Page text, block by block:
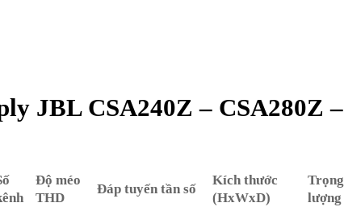
JBL CSA240Z – CSA280Z –
Độ méo
THD
Đáp tuyến tần số
Kích thước
(HxWxD)
Trọng
lượng